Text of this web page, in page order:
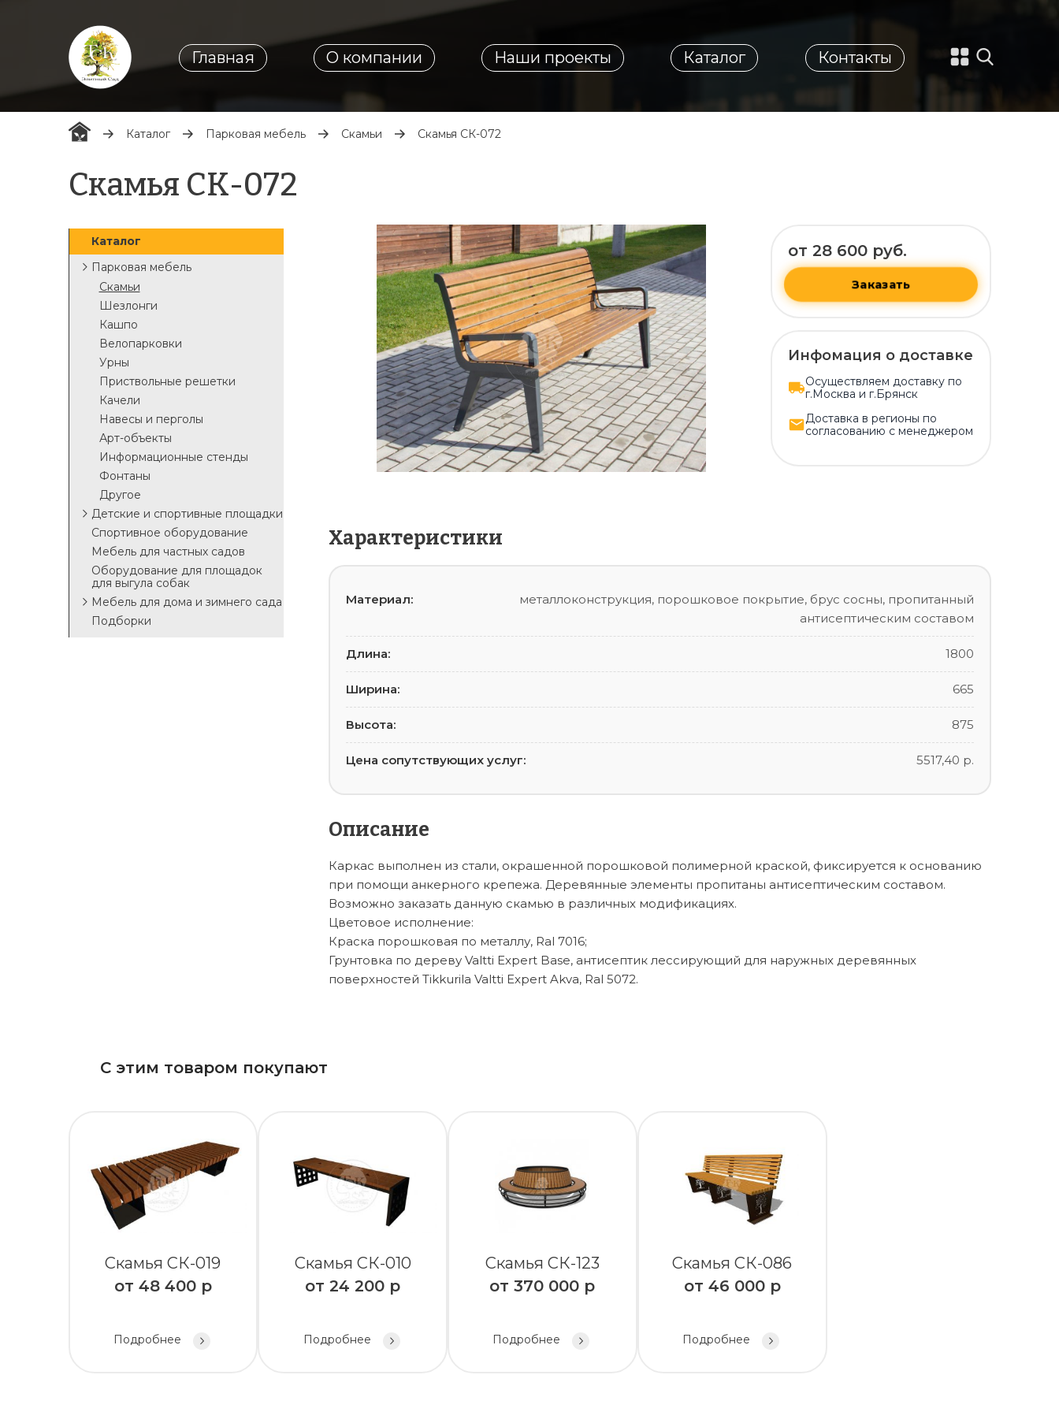
Главная О компании Наши проекты Каталог Контакты
Каталог Парковая мебель Скамьи Скамья СК-072
Скамья СК-072
Каталог
Парковая мебель
Скамьи
Шезлонги
Кашпо
Велопарковки
Урны
Приствольные решетки
Качели
Навесы и перголы
Арт-объекты
Информационные стенды
Фонтаны
Другое
Детские и спортивные площадки
Спортивное оборудование
Мебель для частных садов
Оборудование для площадок
для выгула собак
Мебель для дома и зимнего сада
Подборки
от 28 600 руб.
Заказать
Инфомация о доставке
Осуществляем доставку по
г.Москва и г.Брянск
Доставка в регионы по
согласованию с менеджером
Характеристики
Материал:
металлоконструкция, порошковое покрытие, брус сосны, пропитанный
антисептическим составом
Длина: 1800
Ширина: 665
Высота: 875
Цена сопутствующих услуг: 5517,40 р.
Описание
Каркас выполнен из стали, окрашенной порошковой полимерной краской, фиксируется к основанию
при помощи анкерного крепежа. Деревянные элементы пропитаны антисептическим составом.
Возможно заказать данную скамью в различных модификациях.
Цветовое исполнение:
Краска порошковая по металлу, Ral 7016;
Грунтовка по дереву Valtti Expert Base, антисептик лессирующий для наружных деревянных
поверхностей Tikkurila Valtti Expert Akva, Ral 5072.
С этим товаром покупают
Скамья СК-019
от 48 400 р
Подробнее
Скамья СК-010
от24 200 р
Подробнее
Скамья СК-123
от370 000 р
Подробнее
Скамья СК-086
от 46 000 р
Подробнее